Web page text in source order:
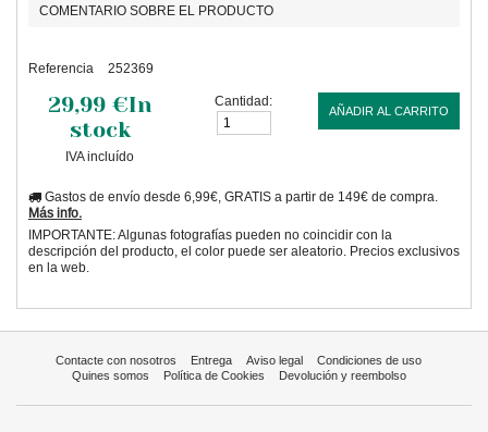
COMENTARIO SOBRE EL PRODUCTO
Referencia 252369
29,99 €In
stock
IVA incluído
Cantidad:
AÑADIR AL CARRITO
Gastos de envío desde 6,99€, GRATIS a partir de 149€ de compra.
Más info.
IMPORTANTE: Algunas fotografías pueden no coincidir con la
descripción del producto, el color puede ser aleatorio. Precios exclusivos
en la web.
Contacte con nosotros Entrega Aviso legal
Condiciones de uso
Quines somos
Política de Cookies Devolución y reembolso